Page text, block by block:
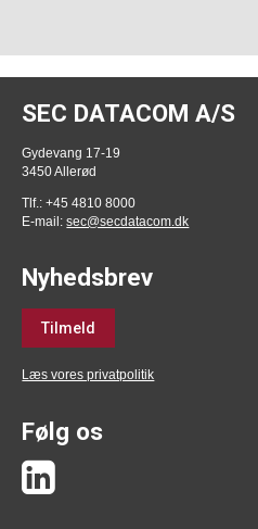
SEC DATACOM A/S
Gydevang 17-19
3450 Allerød
Tlf.: +45 4810 8000
E-mail:sec@secdatacom.dk
Nyhedsbrev
Tilmeld
Læs vores privatpolitik
Følg os